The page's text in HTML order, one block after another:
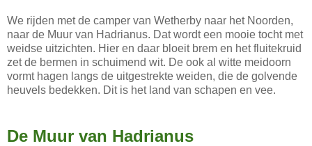
We rijden met de camper van Wetherby naar het Noorden,
naar de Muur van Hadrianus. Dat wordt een mooie tocht met
weidse uitzichten. Hier en daar bloeit brem en het fluitekruid
zet de bermen in schuimend wit. De ook al witte meidoorn
vormt hagen langs de uitgestrekte weiden, die de golvende
heuvels bedekken. Dit is het land van schapen en vee.
De Muur van Hadrianus